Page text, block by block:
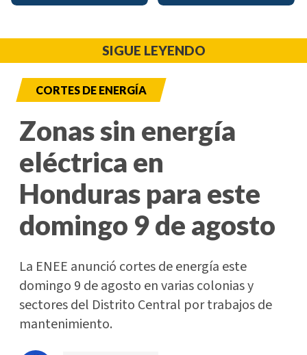
SIGUE LEYENDO
CORTES DE ENERGÍA
Zonas sin energía
eléctrica en
Honduras para este
domingo 9 de agosto
La ENEE anunció cortes de energía este
domingo 9 de agosto en varias colonias y
sectores del Distrito Central por trabajos de
mantenimiento.